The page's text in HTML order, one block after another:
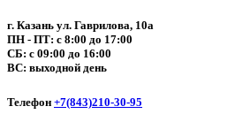
г. Казань ул. Гаврилова, 10а
ПН - ПТ: с 8:00 до 17:00
СБ: с 09:00 до 16:00
ВС: выходной день
Телефон +7(843)210-30-95